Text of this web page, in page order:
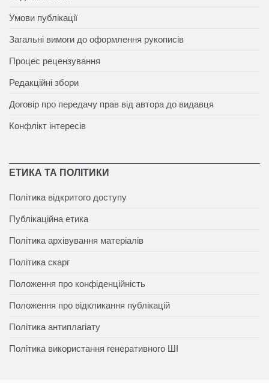
Умови публікації
Загальні вимоги до оформлення рукописів
Процес рецензування
Редакційні збори
Договір про передачу прав від автора до видавця
Конфлікт інтересів
ЕТИКА ТА ПОЛІТИКИ
Політика відкритого доступу
Публікаційна етика
Політика архівування матеріалів
Політика скарг
Положення про конфіденційність
Положення про відкликання публікацій
Політика антиплагіату
Політика використання генеративного ШІ